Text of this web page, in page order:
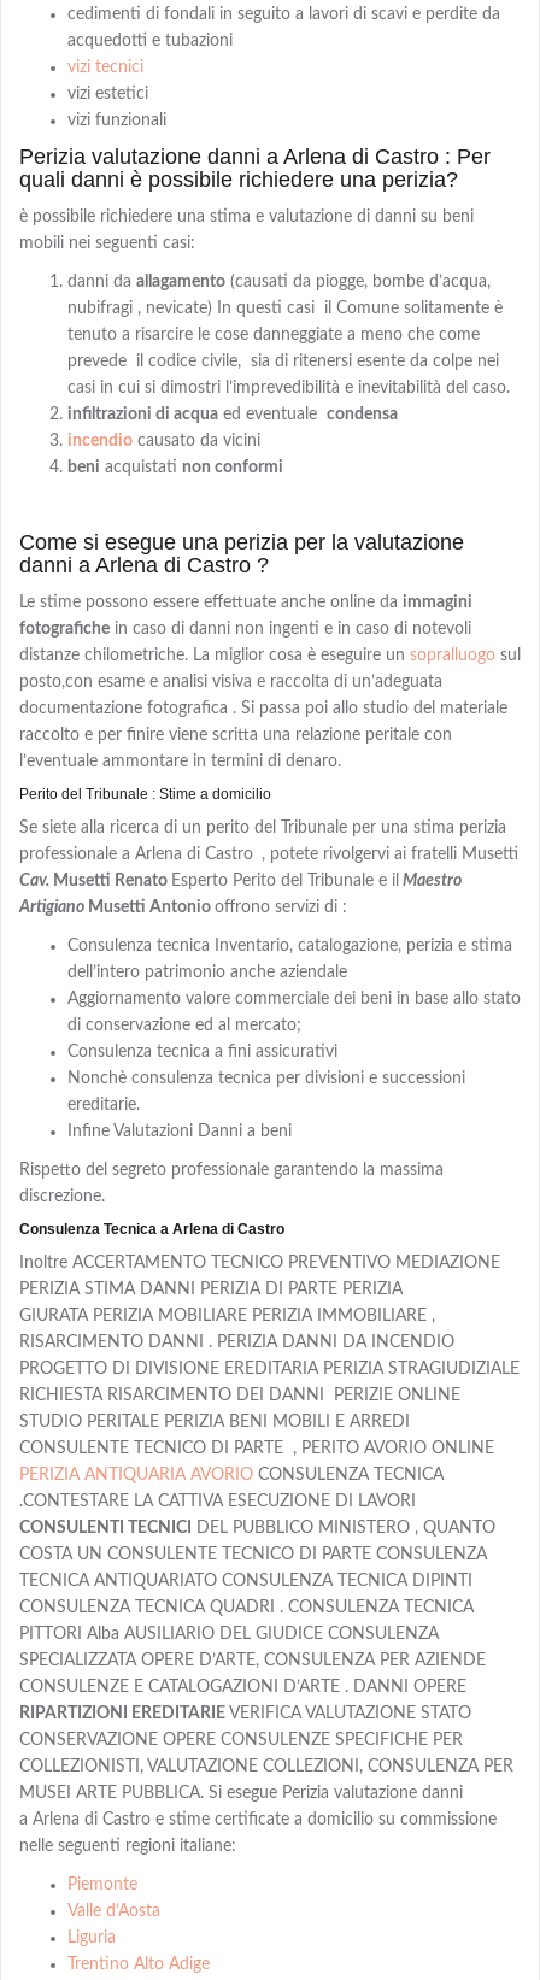
cedimenti di fondali in seguito a lavori di scavi e perdite da
acquedotti e tubazioni
vizi tecnici
vizi estetici
vizi funzionali
Perizia valutazione danni a Arlena di Castro : Per
quali danni è possibile richiedere una perizia?
è possibile richiedere una stima e valutazione di danni su beni
mobili nei seguenti casi:
danni da allagamento (causati da piogge, bombe d’acqua,
nubifragi , nevicate) In questi casi il Comune solitamente è
tenuto a risarcire le cose danneggiate a meno che come
prevede il codice civile, sia di ritenersi esente da colpe nei
casi in cui si dimostri l’imprevedibilità e inevitabilità del caso.
infiltrazioni di acqua ed eventuale condensa
incendio causato da vicini
beni acquistati non conformi
Come si esegue una perizia per la valutazione
danni a Arlena di Castro ?
Le stime possono essere effettuate anche online da immagini
fotografiche in caso di danni non ingenti e in caso di notevoli
distanze chilometriche. La miglior cosa è eseguire un sopralluogo sul
posto,con esame e analisi visiva e raccolta di un’adeguata
documentazione fotografica . Si passa poi allo studio del materiale
raccolto e per finire viene scritta una relazione peritale con
l’eventuale ammontare in termini di denaro.
Perito del Tribunale : Stime a domicilio
Se siete alla ricerca di un perito del Tribunale per una stima perizia
professionale a Arlena di Castro , potete rivolgervi ai fratelli Musetti
Cav. Musetti Renato Esperto Perito del Tribunale e il Maestro
Artigiano Musetti Antonio offrono servizi di :
Consulenza tecnica Inventario, catalogazione, perizia e stima
dell’intero patrimonio anche aziendale
Aggiornamento valore commerciale dei beni in base allo stato
di conservazione ed al mercato;
Consulenza tecnica a fini assicurativi
Nonchè consulenza tecnica per divisioni e successioni
ereditarie.
Infine Valutazioni Danni a beni
Rispetto del segreto professionale garantendo la massima
discrezione.
Consulenza Tecnica a Arlena di Castro
Inoltre ACCERTAMENTO TECNICO PREVENTIVO MEDIAZIONE
PERIZIA STIMA DANNI PERIZIA DI PARTE PERIZIA
GIURATA PERIZIA MOBILIARE PERIZIA IMMOBILIARE ,
RISARCIMENTO DANNI . PERIZIA DANNI DA INCENDIO
PROGETTO DI DIVISIONE EREDITARIA PERIZIA STRAGIUDIZIALE
RICHIESTA RISARCIMENTO DEI DANNI PERIZIE ONLINE
STUDIO PERITALE PERIZIA BENI MOBILI E ARREDI
CONSULENTE TECNICO DI PARTE , PERITO AVORIO ONLINE
PERIZIA ANTIQUARIA AVORIO CONSULENZA TECNICA
.CONTESTARE LA CATTIVA ESECUZIONE DI LAVORI
CONSULENTI TECNICI
DEL PUBBLICO MINISTERO , QUANTO
COSTA UN CONSULENTE TECNICO DI PARTE CONSULENZA
TECNICA ANTIQUARIATO CONSULENZA TECNICA DIPINTI
CONSULENZA TECNICA QUADRI . CONSULENZA TECNICA
PITTORI Alba AUSILIARIO DEL GIUDICE CONSULENZA
SPECIALIZZATA OPERE D’ARTE, CONSULENZA PER AZIENDE
CONSULENZE E CATALOGAZIONI D’ARTE . DANNI OPERE
RIPARTIZIONI EREDITARIE VERIFICA VALUTAZIONE STATO
CONSERVAZIONE OPERE CONSULENZE SPECIFICHE PER
COLLEZIONISTI, VALUTAZIONE COLLEZIONI, CONSULENZA PER
MUSEI ARTE PUBBLICA. Si esegue Perizia valutazione danni
a Arlena di Castro e stime certificate a domicilio su commissione
nelle seguenti regioni italiane:
Piemonte
Valle d’Aosta
Liguria
Trentino Alto Adige